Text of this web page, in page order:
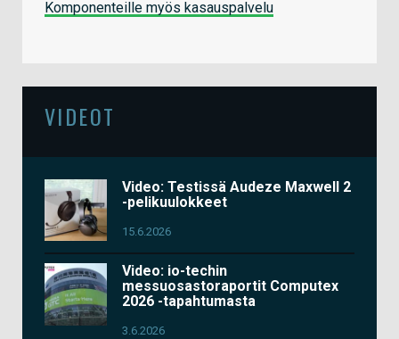
Komponenteille myös kasauspalvelu
VIDEOT
Video: Testissä Audeze Maxwell 2
-pelikuulokkeet
15.6.2026
Video: io-techin
messuosastoraportit Computex
2026 -tapahtumasta
3.6.2026